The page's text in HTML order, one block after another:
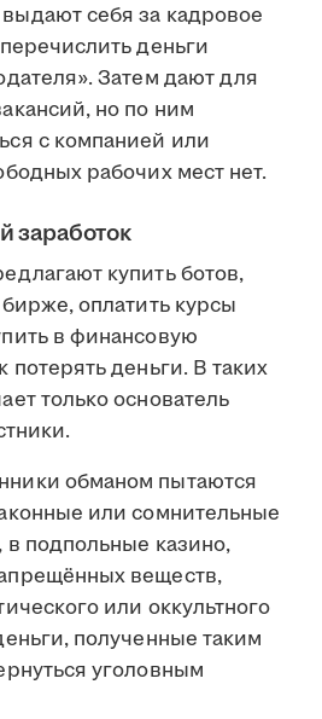
себя за кадровое
деньги
Затем дают для
но по ним
с компанией или
рабочих мест нет.
купить ботов,
оплатить курсы
в финансовую
потерять деньги. В таких
только основатель
обманом пытаются
или сомнительные
подпольные казино,
веществ,
или оккультного
полученные таким
уголовным